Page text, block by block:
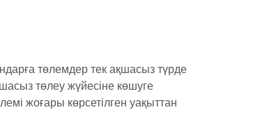
төлемдер тек ақшасыз түрде
төлеу жүйесіне көшуге
жоғары көрсетілген уақыттан